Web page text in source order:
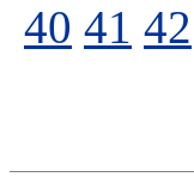
40 41 42